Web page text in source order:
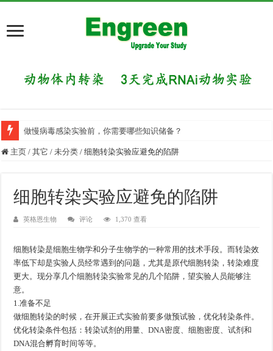
做慢病毒感染实验前，你需要哪些知识储备？
主页 / 其它 / 未分类 / 细胞转染实验应避免的陷阱
细胞转染实验应避免的陷阱
英格恩生物 评论 1,370 查看
细胞转染是细胞生物学和分子生物学的一种常用的技术手段。而转染效
率低下却是实验人员经常遇到的问题，尤其是原代细胞转染，转染难度
更大。现分享几个细胞转染实验常见的几个陷阱，望实验人员能够注
意。
1.准备不足
做细胞转染的时候，在开展正式实验前要多做预试验，优化转染条件。
优化转染条件包括：转染试剂的用量、DNA密度、细胞密度、试剂和
DNA混合孵育时间等等。